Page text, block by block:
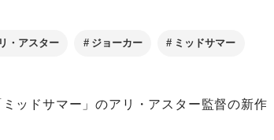
・アスター ジョーカー ミッドサマー
ッドサマー」のアリ・アスター監督の新作